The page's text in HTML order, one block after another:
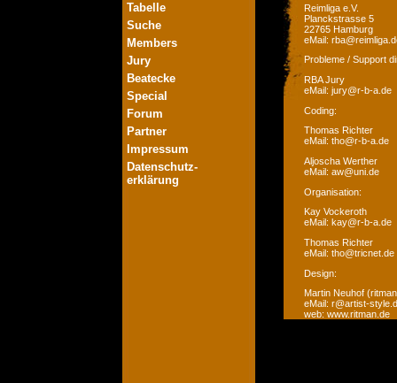
Tabelle
Suche
Members
Jury
Beatecke
Special
Forum
Partner
Impressum
Datenschutz-
erklärung
Reimliga e.V.
Planckstrasse 5
22765 Hamburg
eMail:
Probleme / Support
RBA Jury
eMail: jury@r-b-a.de
Coding:
Thomas Richter
eMail: tho@r-b-a.de
Aljoscha Werther
eMail: aw@uni.de
Organisation:
Kay Vockeroth
eMail: kay@r-b-a.de
Thomas Richter
eMail: tho@tricnet.de
Design:
Martin Neuhof
eMail: r@artist-
web: www.ritman.de